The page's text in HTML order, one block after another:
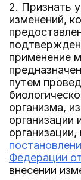
2. Признать
изменений,
применение
путем
организма,
организации
Федерации
внесении